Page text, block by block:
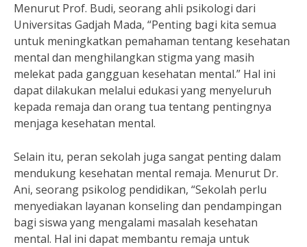
Menurut Prof. Budi, seorang ahli psikologi dari
Universitas Gadjah Mada, “Penting bagi kita semua
untuk meningkatkan pemahaman tentang kesehatan
mental dan menghilangkan stigma yang masih
melekat pada gangguan kesehatan mental.” Hal ini
dapat dilakukan melalui edukasi yang menyeluruh
kepada remaja dan orang tua tentang pentingnya
menjaga kesehatan mental.
Selain itu, peran sekolah juga sangat penting dalam
mendukung kesehatan mental remaja. Menurut Dr.
Ani, seorang psikolog pendidikan, “Sekolah perlu
menyediakan layanan konseling dan pendampingan
bagi siswa yang mengalami masalah kesehatan
mental. Hal ini dapat membantu remaja untuk